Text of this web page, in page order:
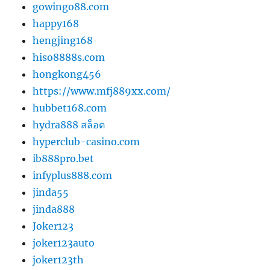
gowingo88.com
happy168
hengjing168
hiso8888s.com
hongkong456
https://www.mfj889xx.com/
hubbet168.com
hydra888 สล็อต
hyperclub-casino.com
ib888pro.bet
infyplus888.com
jinda55
jinda888
Joker123
joker123auto
joker123th